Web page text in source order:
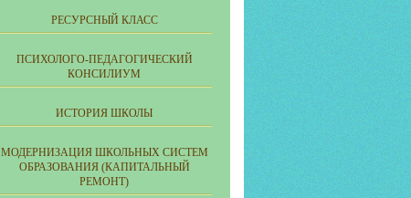
РЕСУРСНЫЙ КЛАСС
ПСИХОЛОГО-ПЕДАГОГИЧЕСКИЙ
КОНСИЛИУМ
ИСТОРИЯ ШКОЛЫ
МОДЕРНИЗАЦИЯ ШКОЛЬНЫХ СИСТЕМ
ОБРАЗОВАНИЯ (КАПИТАЛЬНЫЙ
РЕМОНТ)